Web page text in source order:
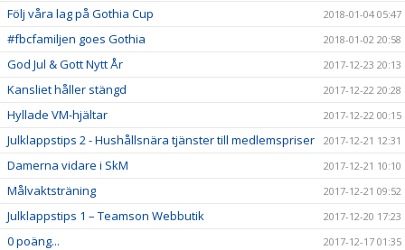
Följ våra lag på Gothia Cup 2018-01-04 05:47
#fbcfamiljen goes Gothia 2018-01-02 20:58
God Jul & Gott Nytt År 2017-12-23 20:13
Kansliet håller stängd 2017-12-22 20:28
Hyllade VM-hjältar 2017-12-22 00:15
Julklappstips 2 - Hushållsnära tjänster till medlemspriser 2017-12-21 12:31
Damerna vidare i SkM 2017-12-21 10:10
Målvaktsträning 2017-12-21 09:52
Julklappstips 1 – Teamson Webbutik 2017-12-20 17:23
0 poäng... 2017-12-17 01:35